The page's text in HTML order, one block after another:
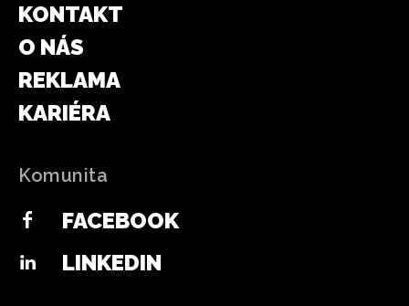
KONTAKT
O NÁS
REKLAMA
KARIÉRA
Komunita
FACEBOOK
LINKEDIN